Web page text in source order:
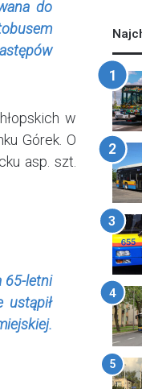
do
w
Górek. O
asp. szt.
65-letni
ustąpił